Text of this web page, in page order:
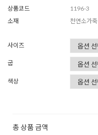
상품코드
1196-3
소재
천연소가죽
사이즈
굽
색상
총 상품 금액